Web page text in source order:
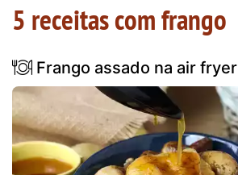
5 receitas com frango
Frango assado na air fryer